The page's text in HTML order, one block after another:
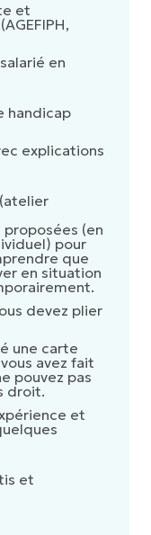
et
en
handicap
explications
(en
pour
que
en situation
devez plier
une carte
avez fait
pouvez pas
droit.
et
et